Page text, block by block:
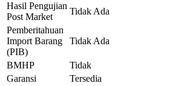
Hasil Pengujian
Post Market
Tidak Ada
Pemberitahuan
Import Barang
(PIB)
Tidak Ada
BMHP
Tidak
Garansi
Tersedia